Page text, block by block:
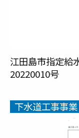
江田島市指定給
20220010号
下水道工事事業